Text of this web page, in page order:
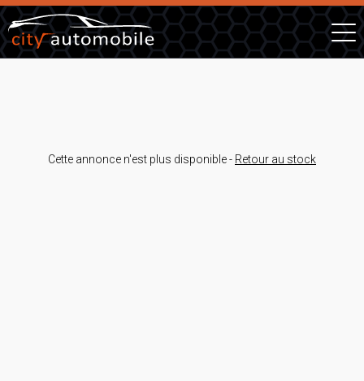
Cette annonce n'est plus disponible - Retour au stock